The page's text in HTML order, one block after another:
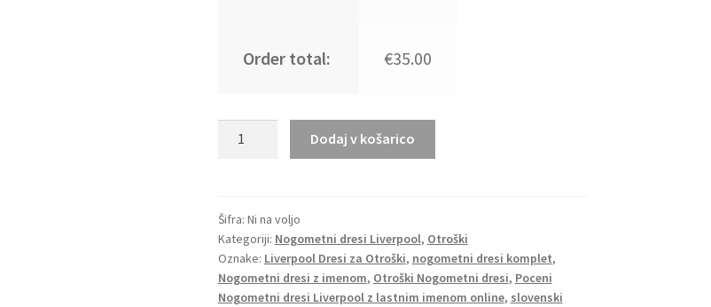
Order total: €35.00
Otroški Nogometni dresi
Tretji
2025-
26
količina
Dodaj v košarico
Šifra: Ni na voljo
Kategoriji: Nogometni dresi Liverpool, Otroški
Oznake: Liverpool Dresi za Otroški, nogometni dresi komplet,
Nogometni dresi z imenom, Otroški Nogometni dresi, Poceni
Nogometni dresi Liverpool z lastnim imenom online, slovenski